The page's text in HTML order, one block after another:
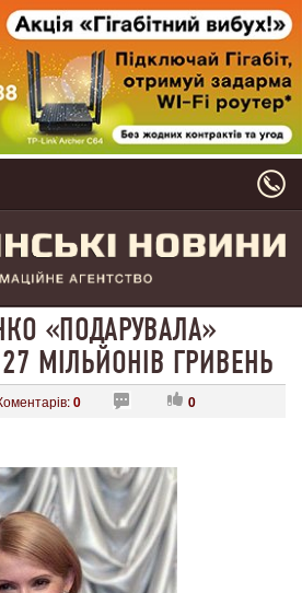
«ПОДАРУВАЛА»
МІЛЬЙОНІВ ГРИВЕНЬ
0 0